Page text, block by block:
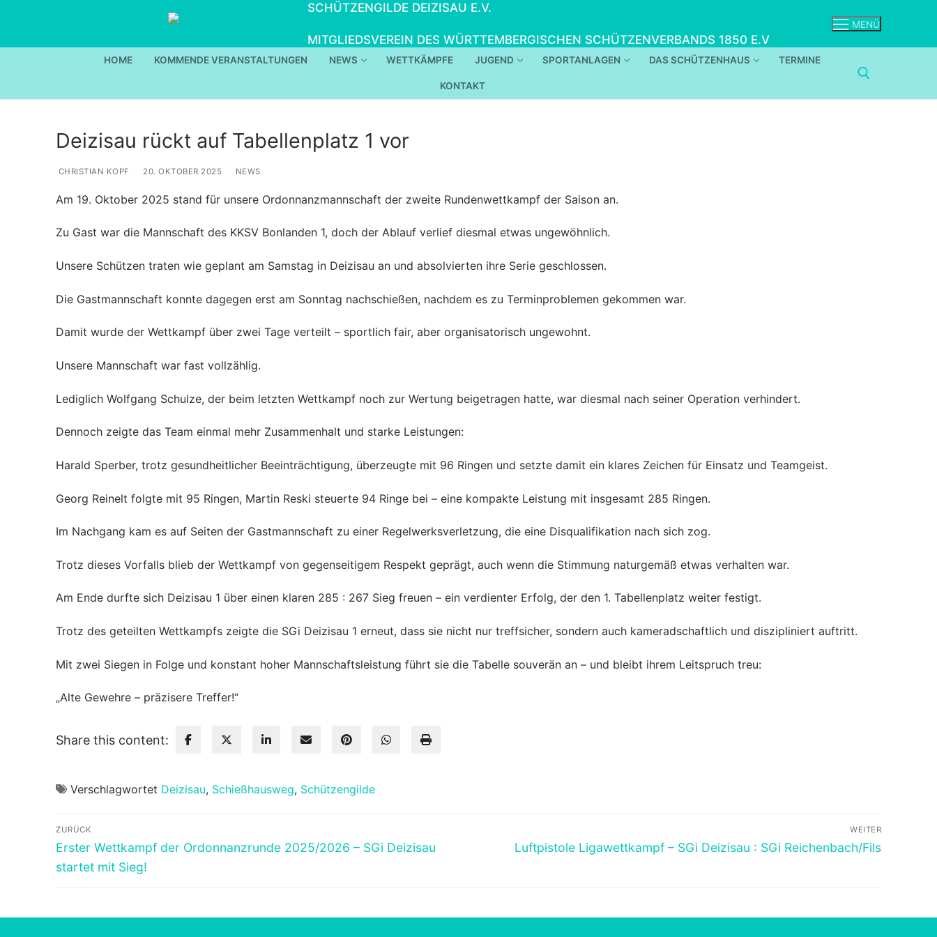
SCHÜTZENGILDE DEIZISAU E.V.
MITGLIEDSVEREIN DES WÜRTTEMBERGISCHEN SCHÜTZENVERBANDS 1850 E.V
MENÜ
HOME KOMMENDE VERANSTALTUNGEN NEWS WETTKÄMPFE JUGEND SPORTANLAGEN DAS SCHÜTZENHAUS TERMINE
KONTAKT
Deizisau rückt auf Tabellenplatz 1 vor
CHRISTIAN KOPF 20. OKTOBER 2025 NEWS
Am 19. Oktober 2025 stand für unsere Ordonnanzmannschaft der zweite Rundenwettkampf der Saison an.
Zu Gast war die Mannschaft des KKSV Bonlanden 1, doch der Ablauf verlief diesmal etwas ungewöhnlich.
Unsere Schützen traten wie geplant am Samstag in Deizisau an und absolvierten ihre Serie geschlossen.
Die Gastmannschaft konnte dagegen erst am Sonntag nachschießen, nachdem es zu Terminproblemen gekommen war.
Damit wurde der Wettkampf über zwei Tage verteilt – sportlich fair, aber organisatorisch ungewohnt.
Unsere Mannschaft war fast vollzählig.
Lediglich Wolfgang Schulze, der beim letzten Wettkampf noch zur Wertung beigetragen hatte, war diesmal nach seiner Operation verhindert.
Dennoch zeigte das Team einmal mehr Zusammenhalt und starke Leistungen:
Harald Sperber, trotz gesundheitlicher Beeinträchtigung, überzeugte mit 96 Ringen und setzte damit ein klares Zeichen für Einsatz und Teamgeist.
Georg Reinelt folgte mit 95 Ringen, Martin Reski steuerte 94 Ringe bei – eine kompakte Leistung mit insgesamt 285 Ringen.
Im Nachgang kam es auf Seiten der Gastmannschaft zu einer Regelwerksverletzung, die eine Disqualifikation nach sich zog.
Trotz dieses Vorfalls blieb der Wettkampf von gegenseitigem Respekt geprägt, auch wenn die Stimmung naturgemäß etwas verhalten war.
Am Ende durfte sich Deizisau 1 über einen klaren 285 : 267 Sieg freuen – ein verdienter Erfolg, der den 1. Tabellenplatz weiter festigt.
Trotz des geteilten Wettkampfs zeigte die SGi Deizisau 1 erneut, dass sie nicht nur treffsicher, sondern auch kameradschaftlich und diszipliniert auftritt.
Mit zwei Siegen in Folge und konstant hoher Mannschaftsleistung führt sie die Tabelle souverän an – und bleibt ihrem Leitspruch treu:
„Alte Gewehre – präzisere Treffer!“
Share this content:
Verschlagwortet Deizisau, Schießhausweg, Schützengilde
Beitragsnavigation
ZURÜCK
Vorheriger
Beitrag:
Erster Wettkampf der Ordonnanzrunde 2025/2026 – SGi Deizisau
startet mit Sieg!
WEITER
Nächster
Luftpistole Ligawettkampf – SGi Deizisau : SGi Reichenbach/Fils